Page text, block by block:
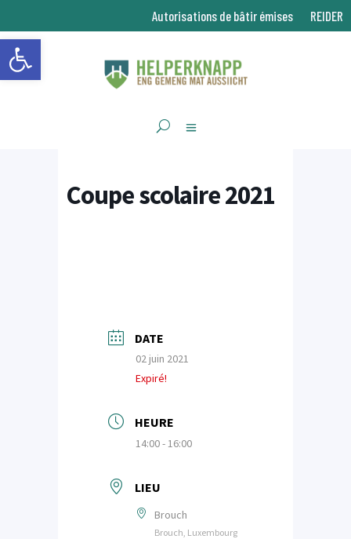
Ouvrir la barre d’outils
Autorisations de bâtir émises REIDER
Coupe scolaire 2021
DATE
02 juin 2021
Expiré!
HEURE
14:00 - 16:00
LIEU
Brouch
Brouch, Luxembourg